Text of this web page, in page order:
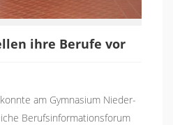
ihre Berufe vor
am Gymnasium Nieder-
Berufsinformationsforum